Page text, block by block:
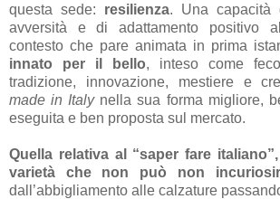
questa sede: resilienza. Una capacità
avversità e di adattamento positivo
contesto che pare animata in prima
innato per il bello, inteso come
tradizione, innovazione, mestiere e
made in Italynella sua forma migliore,
eseguita e ben proposta sul mercato.
Quella relativa al “saper fare
varietà che non può non
dall’abbigliamento alle calzature